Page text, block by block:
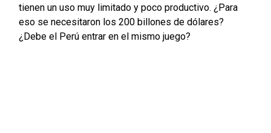
tienen un uso muy limitado y poco productivo. ¿Para
eso se necesitaron los 200 billones de dólares?
¿Debe el Perú entrar en el mismo juego?